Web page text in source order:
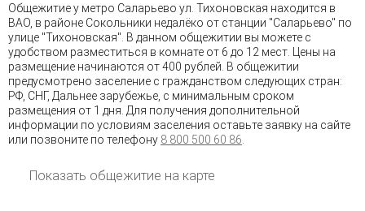
Общежитие у метро Саларьево ул. Тихоновская находится в
ВАО, в районе Сокольники недалёко от станции "Саларьево" по
улице "Тихоновская". В данном общежитии вы можете с
удобством разместиться в комнате от 6 до 12 мест. Цены на
размещение начинаются от 400 рублей. В общежитии
предусмотрено заселение с гражданством следующих стран:
РФ, СНГ, Дальнее зарубежье, с минимальным сроком
размещения от 1 дня. Для получения дополнительной
информации по условиям заселения оставьте заявку на сайте
или позвоните по телефону 8 800 500 60 86
Показать общежитие на карте